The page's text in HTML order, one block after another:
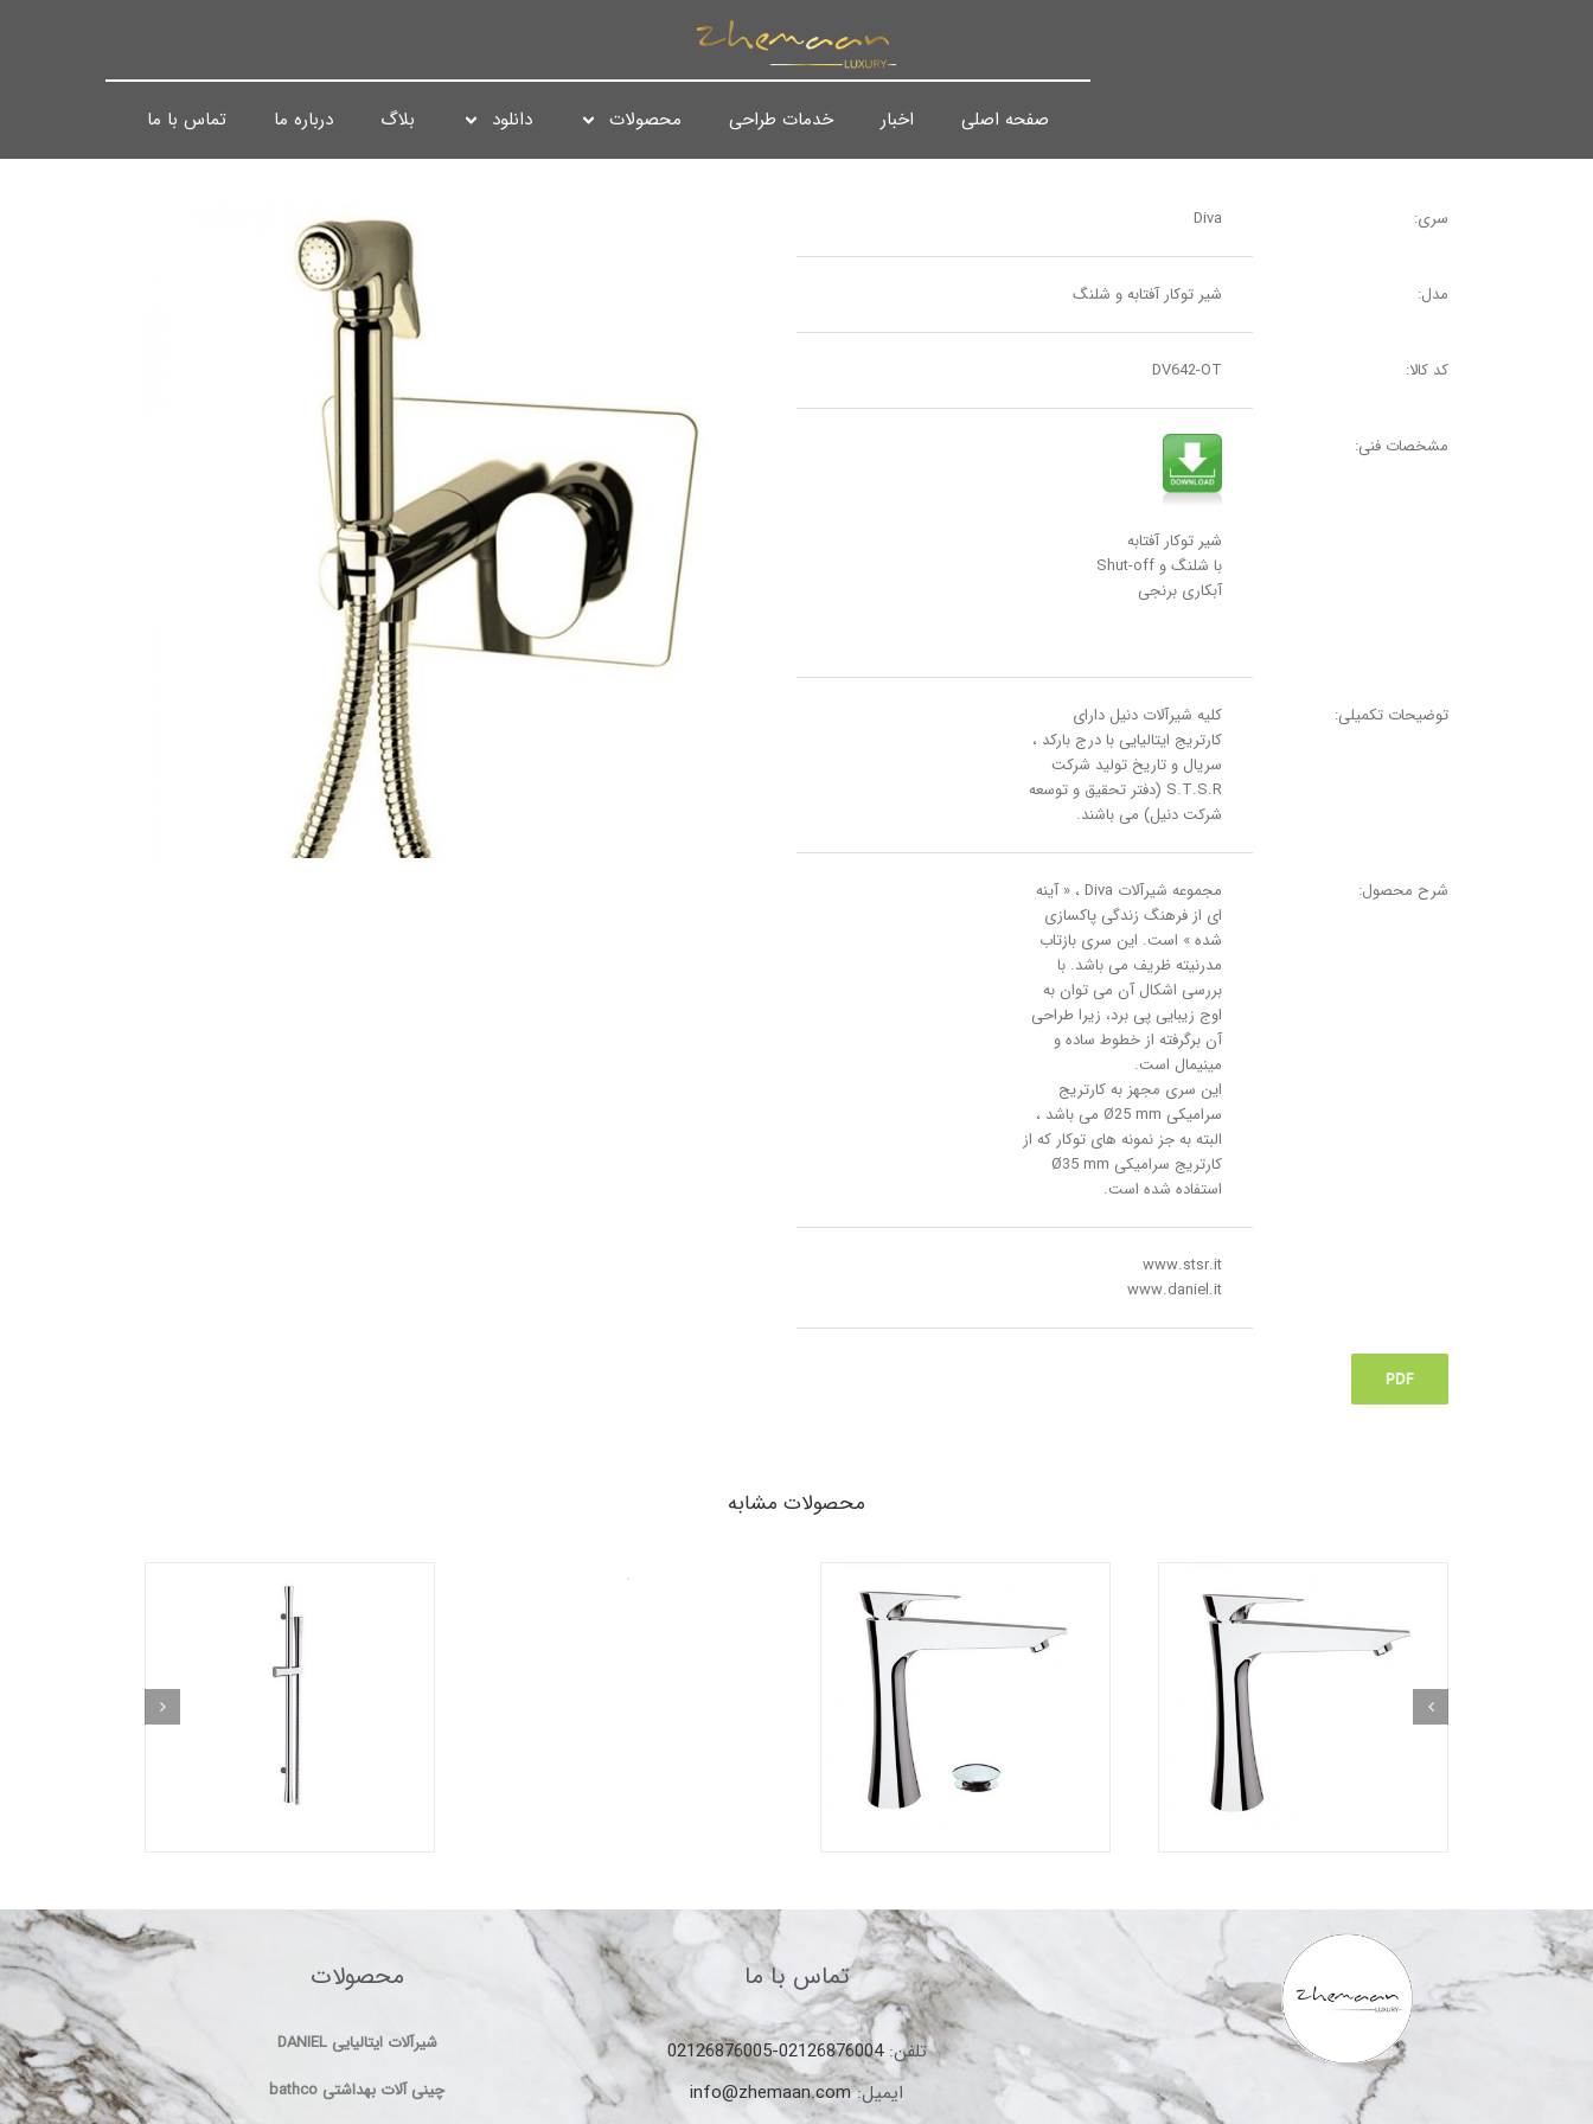
صفحه اصلی اخبار خدمات طراحی محصولات دانلود بلاگ درباره ما تماس با ما
سری: Diva
مدل: شیر توکار آفتابه و شلنگ
کد کالا: DV642-OT
مشخصات فنی:
شیر توکار آفتابه
با شلنگ و Shut-off
آبکاری برنجی
توضیحات تکمیلی:
کلیه شیرآلات دنیل دارای
کارتریج ایتالیایی با درج بارکد ،
سریال و تاریخ تولید شرکت
S.T.S.R (دفتر تحقیق و توسعه
شرکت دنیل) می باشند.
شرح محصول:
مجموعه شیرآلات Diva ، « آینه
ای از فرهنگ زندگی پاکسازی
شده » است. این سری بازتاب
مدرنیته ظریف می باشد. با
بررسی اشکال آن می توان به
اوج زیبایی پی برد، زیرا طراحی
آن برگرفته از خطوط ساده و
مینیمال است.
این سری مجهز به کارتریج
سرامیکی Ø25 mm می باشد ،
البته به جز نمونه های توکار که از
کارتریج سرامیکی Ø35 mm
استفاده شده است.
www.stsr.it
www.daniel.it
PDF
محصولات مشابه
تماس با ما
تلفن:02126876004-02126876005
ایمیل:info@zhemaan.com
محصولات
شیرآلات ایتالیایی DANIEL
چینی آلات بهداشتی bathco